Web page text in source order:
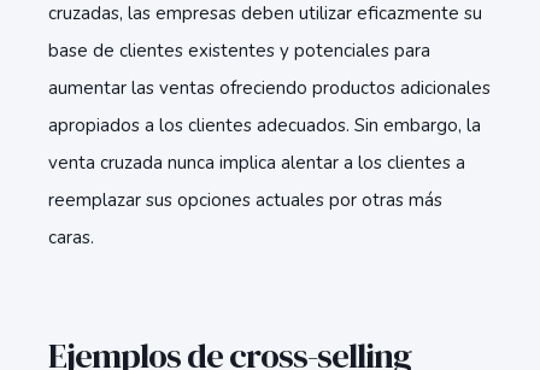
cruzadas, las empresas deben utilizar eficazmente su
base de clientes existentes y potenciales para
aumentar las ventas ofreciendo productos adicionales
apropiados a los clientes adecuados. Sin embargo, la
venta cruzada nunca implica alentar a los clientes a
reemplazar sus opciones actuales por otras más
caras.
Ejemplos de cross-selling